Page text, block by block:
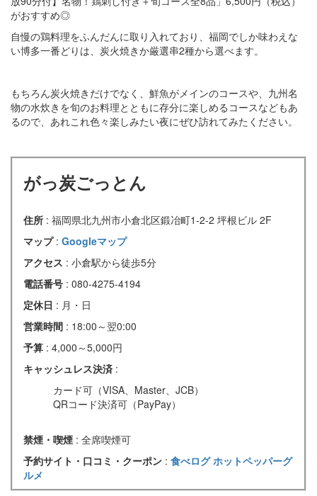
がおすすめ◎
自慢の鶏料理をふんだんに取り入れており、福岡でしか味わえな
い博多一番どりは、炭火焼きか厳選串2種から選べます。
もちろん炭火焼きだけでなく、鮮魚がメインのコースや、九州名
物の水炊きを旬のお料理とともに存分に楽しめるコースなどもあ
るので、あれこれ色々楽しみたい夜にぜひ訪れてみたください。
がっ炭ごっとん
住所 : 福岡県北九州市小倉北区鍛冶町1-2-2 坪根ビル 2F
マップ : Googleマップ
アクセス : 小倉駅から徒歩5分
電話番号 : 080-4275-4194
定休日 : 月・日
営業時間 : 18:00～翌0:00
予算 : 4,000～5,000円
キャッシュレス決済 :
カード可（VISA、Master、JCB）
QRコード決済可（PayPay）
禁煙・喫煙 : 全席喫煙可
予約サイト・口コミ・クーポン : 食べログホットペッパーグ
ルメ